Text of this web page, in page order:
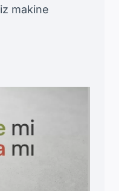
makine